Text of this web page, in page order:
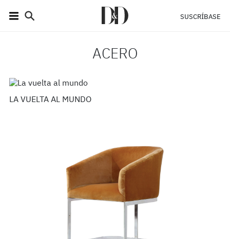
SUSCRÍBASE
ACERO
LA VUELTA AL MUNDO